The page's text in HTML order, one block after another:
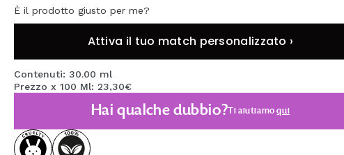
SPECIALE
OUTLET
SONO TORNATI!
PROSSIMAMENTE
BLOG
È il prodotto giusto per me?
Attiva il tuo match personalizzato ›
Contenuti: 30.00 ml
Prezzo x 100 Ml: 23,30€
Hai qualche dubbio?Ti aiutiamoqui